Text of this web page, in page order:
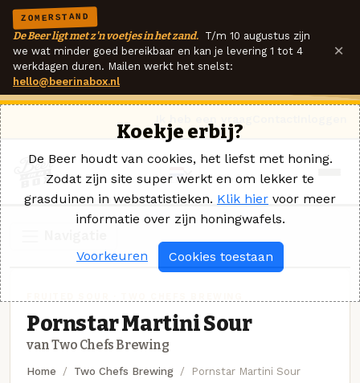
ZOMERSTAND
De Beer ligt met z'n voetjes in het zand. T/m 10 augustus zijn
we wat minder goed bereikbaar en kan je levering 1 tot 4
werkdagen duren. Mailen werkt het snelst:
hello@beerinabox.nl
×
Pornstar Martini Sour
van Two Chefs Brewing
Home Two Chefs Brewing Pornstar Martini Sour
Koekje erbij?
De Beer houdt van cookies, het liefst met honing.
Zodat zijn site super werkt en om lekker te
grasduinen in webstatistieken. Klik hier voor meer
informatie over zijn honingwafels.
Voorkeuren Cookies toestaan